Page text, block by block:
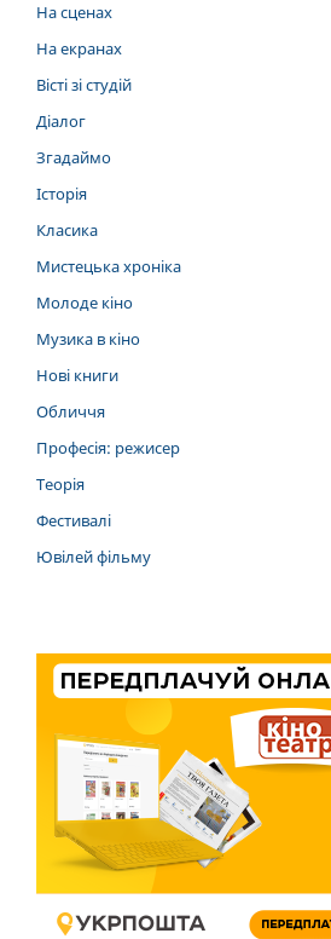
На сценах
На екранах
Вісті зі студій
Діалог
Згадаймо
Історія
Класика
Мистецька хроніка
Молоде кіно
Музика в кіно
Нові книги
Обличчя
Професія: режисер
Теорія
Фестивалі
Ювілей фільму